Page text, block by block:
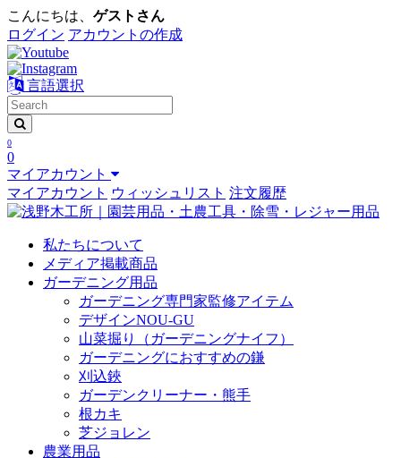
こんにちは、 ゲストさん
ログイン アカウントの作成
言語選択
0
0
マイアカウント
マイアカウント ウィッシュリスト 注文履歴
私たちについて
メディア掲載商品
ガーデニング用品
ガーデニング専門家監修アイテム
デザインNOU-GU
山菜掘り（ガーデニングナイフ）
ガーデニングにおすすめの鎌
刈込鋏
ガーデンクリーナー・熊手
根カキ
芝ジョレン
農業用品